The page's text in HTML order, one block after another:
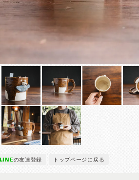
LINEの友達登録 トップページに戻る